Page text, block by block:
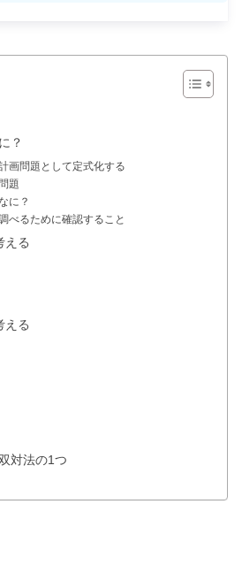
？
画問題として定式化する
題
に？
べるために確認すること
える
える
対法の1つ